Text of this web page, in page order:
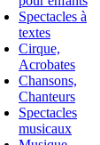
Spectacles à
textes
Cirque,
Acrobates
Chansons,
Chanteurs
Spectacles
musicaux